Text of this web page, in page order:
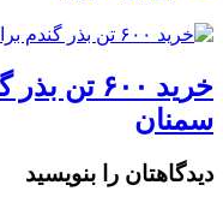
خرید ۶۰۰
سمنان
دیدگاهتان را بنویسید